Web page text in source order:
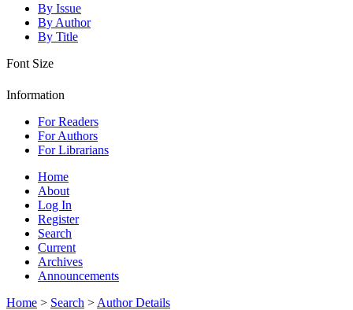
By Issue
By Author
By Title
Font Size
Information
For Readers
For Authors
For Librarians
Home
About
Log In
Register
Search
Current
Archives
Announcements
Home > Search > Author Details